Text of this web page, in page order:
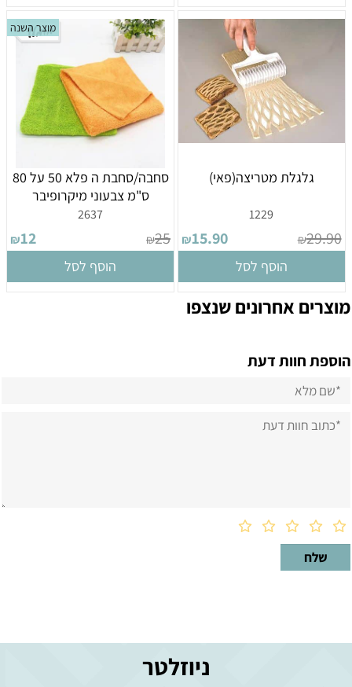
גלגלת מטריצה(פאי)
1229
₪29.90
₪15.90
הוסף לסל
מוצר השנה
סחבה/סחבת ה פלא 50 על 80
ס"מ צבעוני מיקרופיבר
2637
₪25
₪12
הוסף לסל
מוצרים אחרונים שנצפו
הוספת חוות דעת
ניוזלטר